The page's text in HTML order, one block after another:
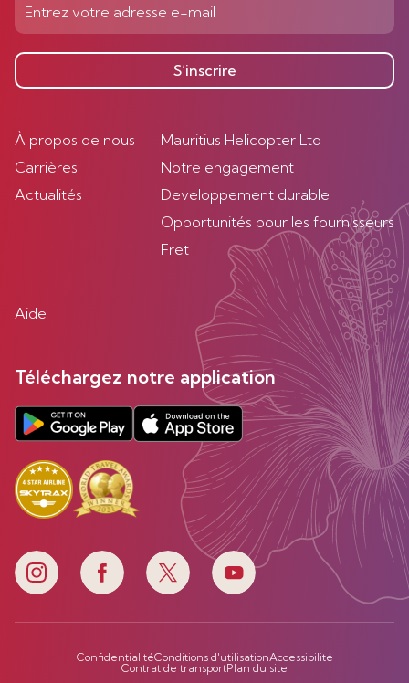
S’inscrire
À propos de nous
Carrières
Actualités
Mauritius Helicopter Ltd
Notre engagement
Developpement durable
Opportunités pour les fournisseurs
Fret
Aide
Téléchargez notre application
ConfidentialitéConditions d'utilisationAccessibilité
Contrat de transportPlan du site